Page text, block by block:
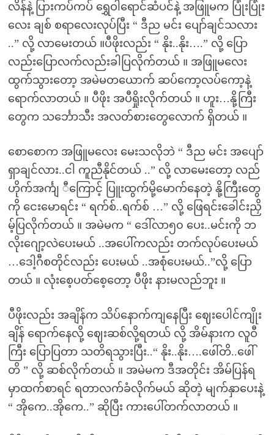
လိန်နဲ့ ပြားကပ်ကပ် ရွှေဝါရောင်ဆံပင်နဲ့ အဖြူမက ပြုံးပြုံး
လေး ချစ် စရာလေးလုပ်ပြီး “ ဒီည မင်း ပျော်ချင်သလား
..” လို့ လာမေးတယ် ။ပီဖိုးလည်း “ နိုး..နိုး….” လို့ ပြော
လည်းပြောလက်လည်းခါပြလိုက်တယ် ။ အဖြူမလေး
ထွက်သွားတော့ အမဲမတယောက် ဆပ်ကော့လပ်ကော့နဲ့
ရောက်လာတယ် ။ ပီဖိုး အပီရှိုးလိုက်တယ် ။ ဟူး…နို့ကြီး
တွေက သင်္ဘောသီး အလတ်စားတွေလောက် ရှိတယ် ။
စောစောက အဖြူမလေး မေးသလိုဘဲ “ ဒီည မင်း အပျော်
ရှာချင်လား..ငါ ကူညီနိုင်တယ် ..” လို့ လာမေးတော့ လည်
ဟိုက်အင်္ကျ ီကြောင့် ပြူးထွက်မို့မောက်နေတဲ့ နို့ကြီးတွေ
ကို ငေးမောရင်း “ ရက်စ်..ရက်စ် …” လို့ ဖြေရင်းခေါင်းညှိ
မ့်ပြလိုက်တယ် ။ အမဲမက “ ဒေါ်လာ၅၀ ပေး..မင်းကို ဘ
လိုးဂျော့လဲပေးမယ် ..အပေါ်ကလည်း တက်လုပ်ပေးမယ်
…ဒေါ့ဂီစတိုင်လည်း ပေးမယ် ..အစုံပေးမယ်..”လို့ ပြော
တယ် ။ လုံးစေ့ပတ်စေ့တော့ ပီဖိုး နားမလည်ဘူး ။
ပီဖိုးလည်း အချိန်က သိပ်နောက်ကျနေပြီး ဈေးပေါင်ကျိုး
ချိန် ရောက်နေလို့ ဈေးဆစ်လို့ရတယ် လို့ အိမ်နားက လူဝီ
ကြီး ပြောပြတာ သတိရသွားပြီး..“ နိုး..နိုး….ဖေါ်တိ..ဖေါ်
တိ ” လို့ ဆစ်လိုက်တယ် ။ အမဲမက ဒီအတိုင်း အိမ်ပြန်ရ
မှာထက်စာရင် ရတာလက်ခံလိုက်မယ် ဆိုတဲ့ မျက်နှာပေးနဲ့
“ အိုကေ..အိုကေ..” ဆိုပြီး ကားပေါ်တက်လာတယ် ။